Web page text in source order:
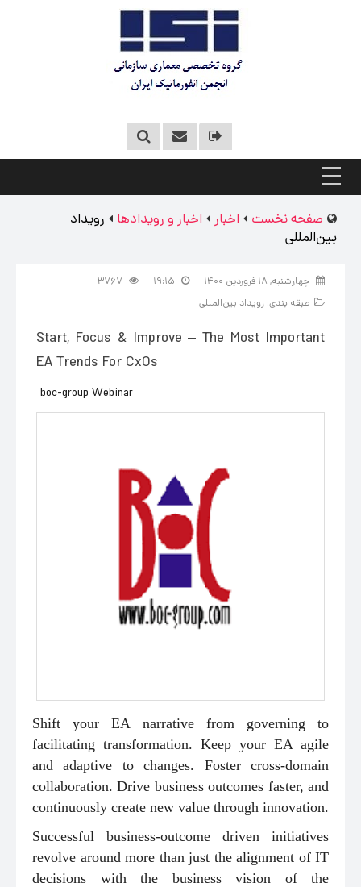
صفحه نخست اخبار اخبار و رویدادها
رویداد
بین‌المللی
چهارشنبه, ۱۸ فروردین ۱۴۰۰ ۱۹:۱۵
۳۷۶۷
طبقه بندی: رویداد بین‌المللی
Start, Focus & Improve –⁠ The Most Important
EA Trends For CxOs
boc-group Webinar
Shift your EA narrative from governing to
facilitating transformation. Keep your EA agile
and adaptive to changes. Foster cross-domain
collaboration. Drive business outcomes faster, and
continuously create new value through innovation.
Successful business-outcome driven initiatives
revolve around more than just the alignment of IT
decisions with the business vision of the